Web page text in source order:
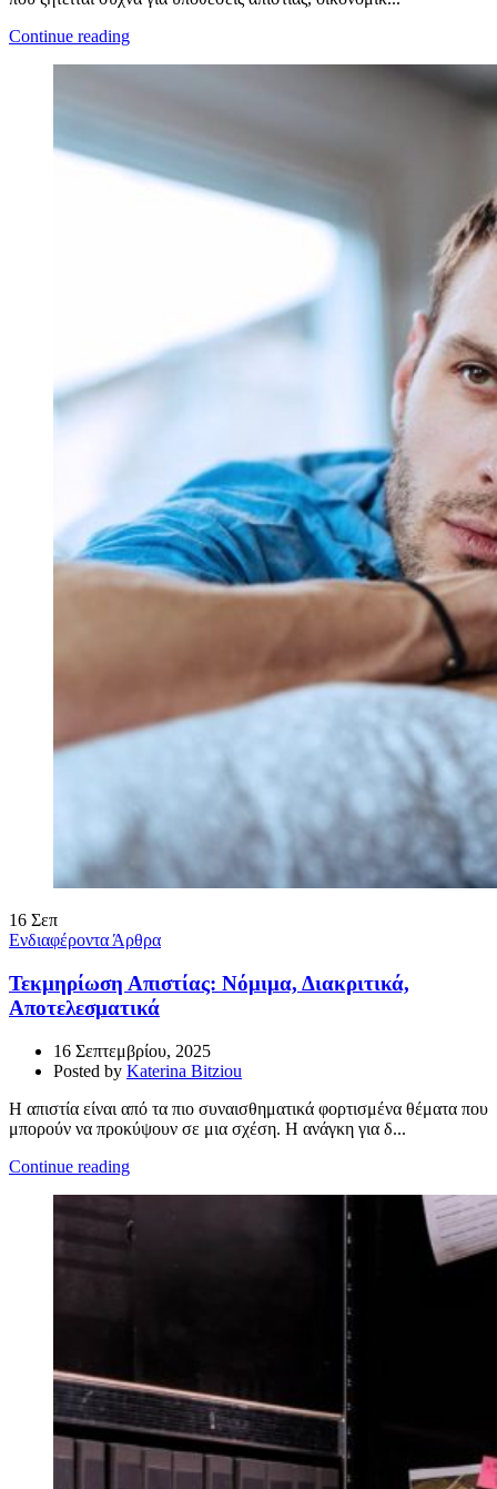
Continue reading
16 Σεπ
Ενδιαφέροντα Άρθρα
Τεκμηρίωση Απιστίας: Νόμιμα, Διακριτικά,
Αποτελεσματικά
16 Σεπτεμβρίου, 2025
Posted by Katerina Bitziou
Η απιστία είναι από τα πιο συναισθηματικά φορτισμένα θέματα που
μπορούν να προκύψουν σε μια σχέση. Η ανάγκη για δ...
Continue reading